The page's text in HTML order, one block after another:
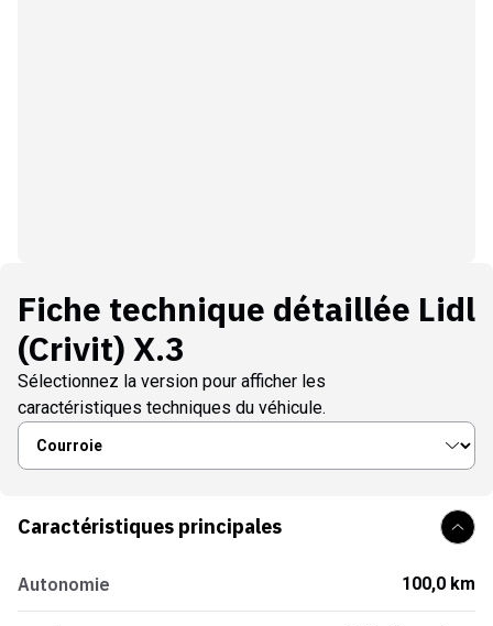
Fiche technique détaillée Lidl
(Crivit) X.3
Sélectionnez la version pour afficher les
caractéristiques techniques du véhicule.
Caractéristiques principales
Autonomie 100,0 km